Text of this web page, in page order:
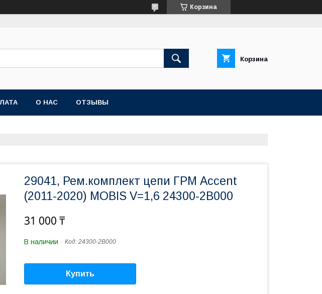
Корзина
Корзина
О НАС ОТЗЫВЫ
29041, Рем.комплект цепи ГРМ Accent
(2011-2020) MOBIS V=1,6 24300-2B000
31 000 ₸
В наличии Код: 24300-2B000
Купить